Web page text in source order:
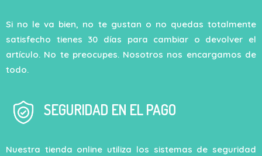
Si no le va bien, no te gustan o no quedas totalmente
satisfecho tienes 30 días para cambiar o devolver el
artículo. No te preocupes. Nosotros nos encargamos de
todo.
SEGURIDAD EN EL PAGO
Nuestra tienda online utiliza los sistemas de seguridad